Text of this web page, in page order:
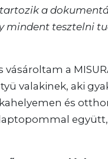
a
mindent tesztelni
a
valakinek, aki
és